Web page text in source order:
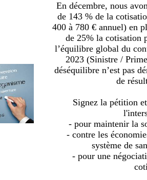
En décembre, nous
de 143 % de la
400 à 780 € annuel) en
de 25% la cotisation
l’équilibre global du
2023 (Sinistre /
déséquilibre n’est pas
de
Signez la pétition
- pour maintenir la
- contre les
système de
- pour une